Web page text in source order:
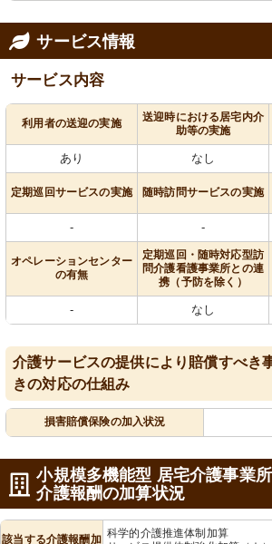
サービス情報
サービス内容
利用者の送迎の実施
送迎時における居宅内介
助等の実施
あり なし
定期巡回サービスの実施 随時訪問サービスの実施
- -
オペレーションセンター
の有無
定期巡回・随時対応型訪
問介護看護事業所との連
携（予防を除く）
- なし
介護サービスの提供により賠償すべき
きの対応の仕組み
損害賠償保険の加入状況
小規模多機能型 居宅介護事業
介護報酬の加算状況
該当する介護報酬加 科学的介護推進体制加算